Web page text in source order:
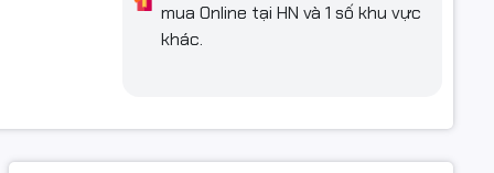
mua Online tại HN và 1 số khu vực
khác.
kết